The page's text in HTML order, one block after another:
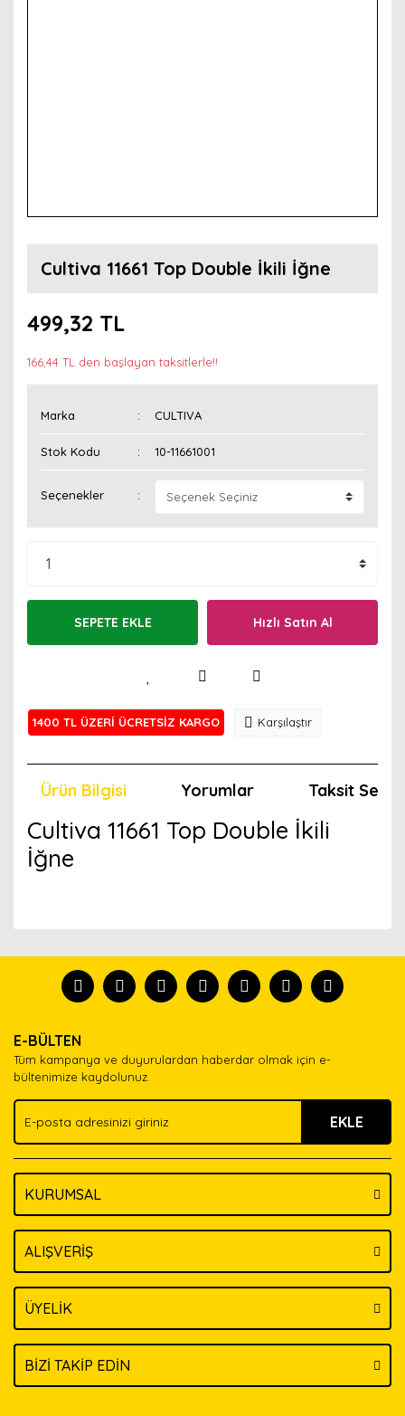
Cultiva 11661 Top Double İkili İğne
499,32 TL
166,44 TL den başlayan taksitlerle!!
Marka CULTIVA
Stok Kodu 10-11661001
Seçenekler
SEPETE EKLE Hızlı Satın Al
1400 TL ÜZERİ ÜCRETSİZ KARGO Karşılaştır
Ürün Bilgisi Yorumlar Taksit
Cultiva 11661 Top Double İkili
İğne
tanısın.
formunu kullanarak tarafımıza iletebilirsiniz.
Görüş ve önerileriniz için teşekkür ederiz.
Ürün açıklamasında eksik bilgiler bulunuyor.
Ürün bilgilerinde hatalar bulunuyor.
Ürün fiyatı diğer sitelerden daha pahalı.
Bu ürüne benzer farklı alternatifler olmalı.
E-BÜLTEN
Tüm kampanya ve duyurulardan haberdar olmak için e-
bültenimize kaydolunuz.
EKLE
KURUMSAL
ALIŞVERİŞ
ÜYELİK
BİZİ TAKİP EDİN